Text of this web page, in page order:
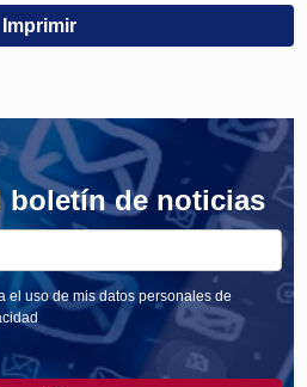
Imprimir
boletín de noticias
el uso de mis datos personales de